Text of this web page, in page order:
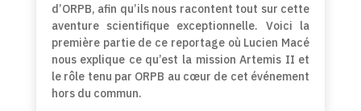
d’ORPB, afin qu’ils nous racontent tout sur cette
aventure scientifique exceptionnelle. Voici la
première partie de ce reportage où Lucien Macé
nous explique ce qu’est la mission Artemis II et
le rôle tenu par ORPB au cœur de cet événement
hors du commun.